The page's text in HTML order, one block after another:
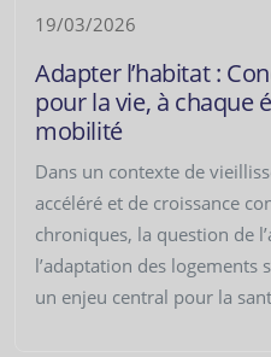
19/03/2026
Adapter l’habitat :
pour la vie, à chaque
mobilité
Dans un contexte de
accéléré et de croissance
chroniques, la question de
l’adaptation des logements
un enjeu central pour la